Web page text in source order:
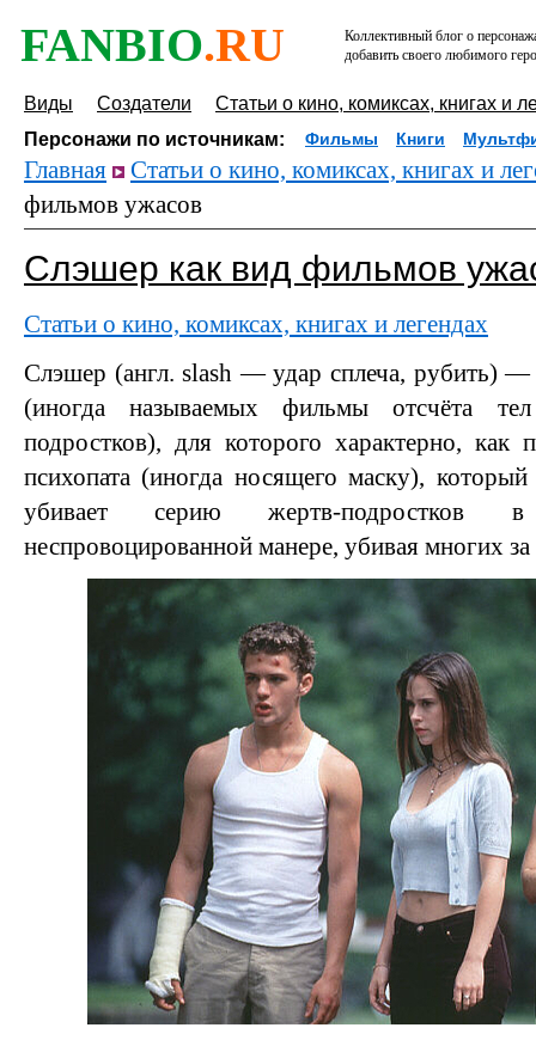
FANBIO.RU
Коллективный блог о
добавить своего любимого
Виды Создатели
Статьи о кино, комиксах, книгах и
Персонажи по источникам:
Фильмы Книги
Главная
Статьи о кино, комиксах, книгах и
фильмов ужасов
Слэшер как вид фильмов
Статьи о кино, комиксах, книгах и легендах
Слэшер (англ. slash — удар сплеча, рубить)
(иногда называемых фильмы отсчёта
подростков), для которого характерно, как
психопата (иногда носящего маску),
убивает серию жертв-подростков
неспровоцированной манере, убивая многих